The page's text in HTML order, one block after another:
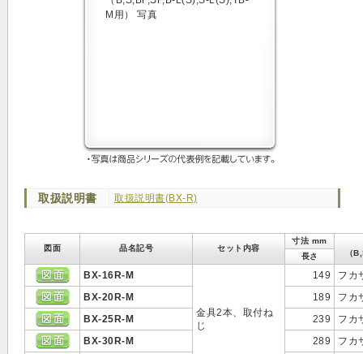
取扱説明書 取扱説明書(BX-R)
図面 品名記号 セット内容
寸法 mm
（
長さ
BX-16R-M
金具2本、取付ね
じ
149
フカ
BX-20R-M
189
フカ
BX-25R-M
239
フカ
BX-30R-M
289
フカ